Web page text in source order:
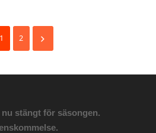
1 2
stängt för säsongen.